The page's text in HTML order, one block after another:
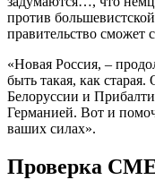
против
правительство сможет
«Новая Россия, –
быть такая, как
Белоруссии и
Германией. Вот и
ваших силах».
Проверка